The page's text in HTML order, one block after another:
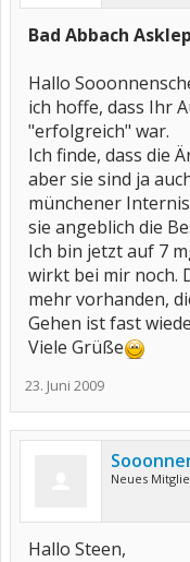
Bad Abbach
Hallo
ich hoffe, dass Ihr
"erfolgreich" war.
Ich finde, dass die
aber sie sind ja
münchener
sie angeblich die
Ich bin jetzt auf 7
wirkt bei mir noch.
mehr vorhanden,
Gehen ist fast
Viele Grüße
23. Juni 2009
Neues
Hallo Steen,